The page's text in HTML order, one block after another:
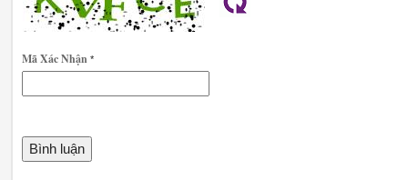
Mã Xác Nhận *